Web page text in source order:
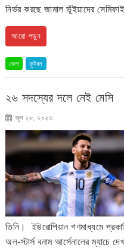
নির্ভর করছে জামাল ভূঁইয়াদের
আরো পড়ুন
খেলা ফুটবল
২৬ সদস্যের দলে নেই মেসি
জুন ২৮, ২০২৩
তিনি। ইউরোপিয়ান গণমাধ্যমে
অল-স্টার্স বনাম আর্সেনালের ম্যাচে